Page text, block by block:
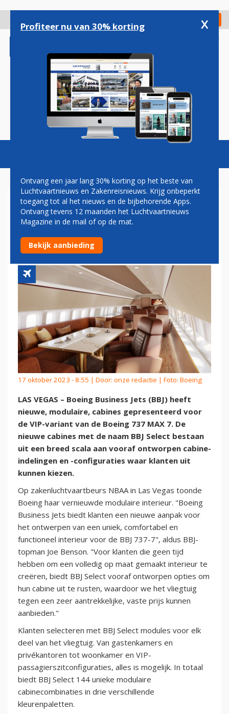
gaan
Check in
Magazine Podcasts Vacatures
BOEING PRESENTEERT
MODULAIRE CABINES VOOR
VIP-VERSIE 737 MAX 7
17 oktober 2023 - 8:55 | Door: onze redactie | Foto: Boeing
LAS VEGAS – Boeing Business Jets (BBJ) heeft
nieuwe, modulaire, cabines gepresenteerd voor
de VIP-variant van de Boeing 737 MAX 7. De
nieuwe cabines met de naam BBJ Select bestaan
uit een breed scala aan vooraf ontworpen cabine-
indelingen en -configuraties waar klanten uit
kunnen kiezen.
Op zakenluchtvaartbeurs NBAA in Las Vegas toonde
Boeing haar vernieuwde modulaire interieur. "Boeing
Business Jets biedt klanten een nieuwe aanpak voor
het ontwerpen van een uniek, comfortabel en
functioneel interieur voor de BBJ 737-7", aldus BBJ-
topman Joe Benson. "Voor klanten die geen tijd
hebben om een volledig op maat gemaakt interieur te
creëren, biedt BBJ Select vooraf ontworpen opties om
hun cabine uit te rusten, waardoor we het vliegtuig
tegen een zeer aantrekkelijke, vaste prijs kunnen
aanbieden."
Klanten selecteren met BBJ Select modules voor elk
deel van het vliegtuig. Van gastenkamers en
privékantoren tot woonkamer en VIP-
passagierszitconfiguraties, alles is mogelijk. In totaal
biedt BBJ Select 144 unieke modulaire
cabinecombinaties in drie verschillende
kleurenpaletten.
Profiteer nu van 30% korting x
Ontvang een jaar lang 30% korting op het beste van
Luchtvaartnieuws en Zakenreisnieuws. Krijg onbeperkt
toegang tot al het nieuws en de bijbehorende Apps.
Ontvang tevens 12 maanden het Luchtvaartnieuws
Magazine in de mail of op de mat.
Bekijk aanbieding